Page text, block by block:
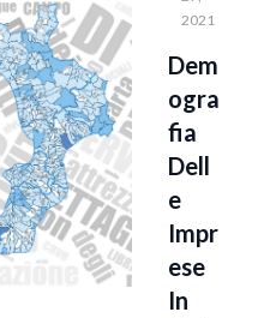
2021
Dem
Ogra
Fia
Dell
E
Impr
Ese
In